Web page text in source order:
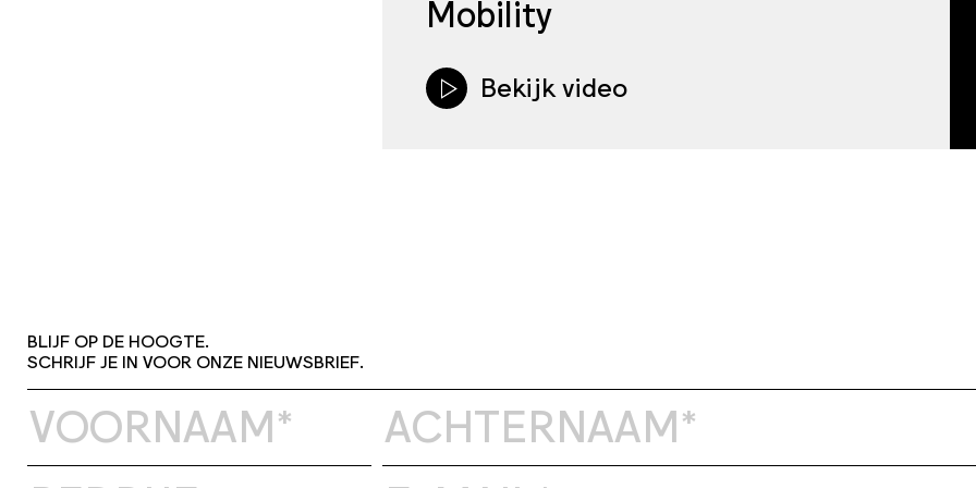
Mobility
Bekijk video
BLIJF OP DE HOOGTE.
SCHRIJF JE IN VOOR ONZE NIEUWSBRIEF.